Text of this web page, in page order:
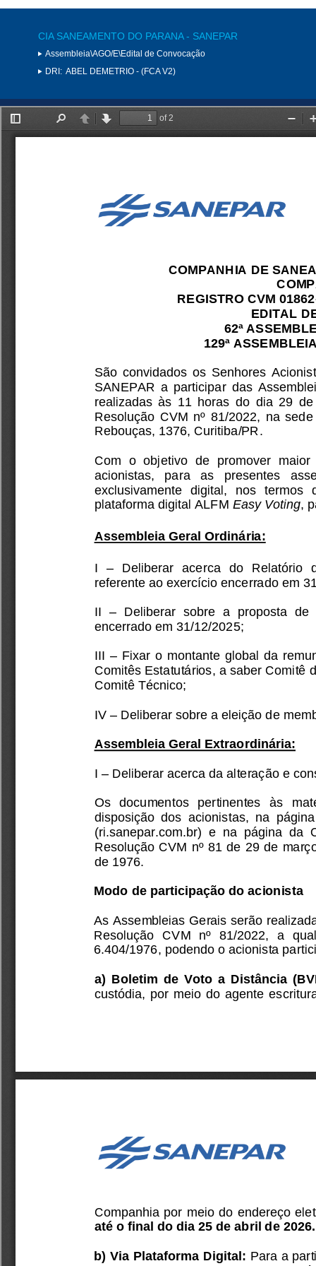
CIA SANEAMENTO DO PARANA - SANEPAR
Assembleia\AGO/E\Edital de Convocação
DRI: ABEL DEMETRIO - (FCA V2)